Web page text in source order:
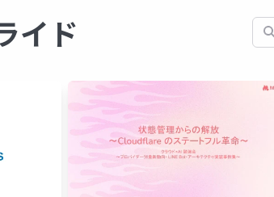
イド 検索